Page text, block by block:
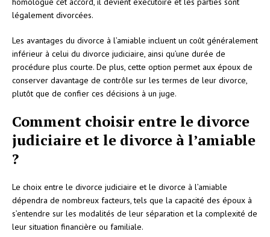
légalement divorcées.
Les avantages du divorce à l’amiable incluent un coût généralement
inférieur à celui du divorce judiciaire, ainsi qu’une durée de
procédure plus courte. De plus, cette option permet aux époux de
conserver davantage de contrôle sur les termes de leur divorce,
plutôt que de confier ces décisions à un juge.
Comment choisir entre le divorce
judiciaire et le divorce à l’amiable
?
Le choix entre le divorce judiciaire et le divorce à l’amiable
dépendra de nombreux facteurs, tels que la capacité des époux à
s’entendre sur les modalités de leur séparation et la complexité de
leur situation financière ou familiale.